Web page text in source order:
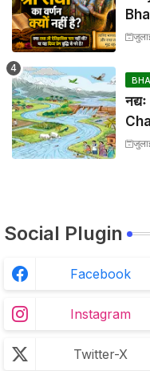
वर्णन
Social Plugin
Facebook
Instagram
Twitter-X